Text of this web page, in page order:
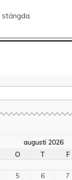
augusti 2026
O T F
5 6 7